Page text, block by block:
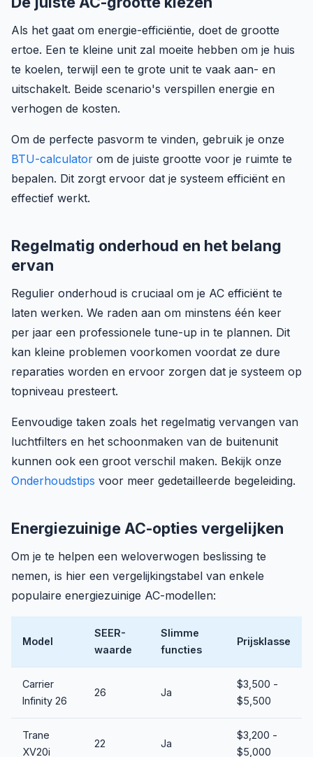
Als het gaat om energie-efficiëntie, doet de grootte
ertoe. Een te kleine unit zal moeite hebben om je huis
te koelen, terwijl een te grote unit te vaak aan- en
uitschakelt. Beide scenario's verspillen energie en
verhogen de kosten.
Om de perfecte pasvorm te vinden, gebruik je onze
BTU-calculator om de juiste grootte voor je ruimte te
bepalen. Dit zorgt ervoor dat je systeem efficiënt en
effectief werkt.
Regelmatig onderhoud en het belang
ervan
Regulier onderhoud is cruciaal om je AC efficiënt te
laten werken. We raden aan om minstens één keer
per jaar een professionele tune-up in te plannen. Dit
kan kleine problemen voorkomen voordat ze dure
reparaties worden en ervoor zorgen dat je systeem op
topniveau presteert.
Eenvoudige taken zoals het regelmatig vervangen van
luchtfilters en het schoonmaken van de buitenunit
kunnen ook een groot verschil maken. Bekijk onze
Onderhoudstips voor meer gedetailleerde begeleiding.
Energiezuinige AC-opties vergelijken
Om je te helpen een weloverwogen beslissing te
nemen, is hier een vergelijkingstabel van enkele
populaire energiezuinige AC-modellen:
Model
SEER-
waarde
Slimme
functies
Prijsklasse
Carrier
Infinity 26
26 Ja
$3,500 -
$5,500
Trane
XV20i
22 Ja
$3,200 -
$5,000